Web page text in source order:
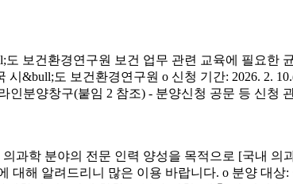
보건환경연구원 보건 업무 관련 교육에 필요한
&bull;도 보건환경연구원 o 신청 기간: 2026. 2.
인분양창구(붙임 2 참조) - 분양신청 공문 등 신청
과학 분야의 전문 인력 양성을 목적으로 [국내
해 알려드리니 많은 이용 바랍니다. o 분양 대상: